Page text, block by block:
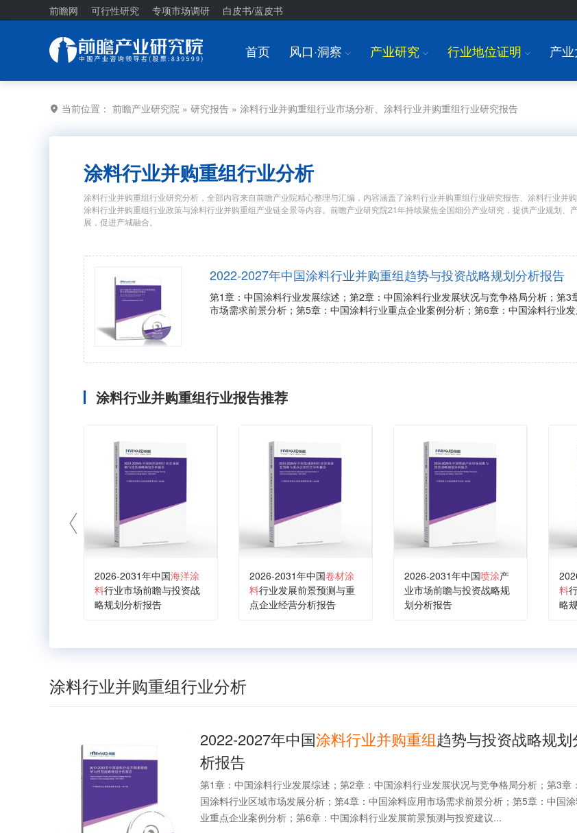
前瞻网 可行性研究 专项市场调研 白皮书/蓝皮书
首页 风口·洞察 I 产业研究 I 行业地位证明 I 产
当前位置： 前瞻产业研究院 » 研究报告 » 涂料行业并购重组行业市场分析、涂料行业并购重组行业研究报告
涂料行业并购重组行业分析
涂料行业并购重组行业研究分析，全部内容来自前瞻产业院精心整理与汇编，内容涵盖了涂料行业并购重组行业研究报告、涂料行业并
涂料行业并购重组行业政策与涂料行业并购重组产业链全景等内容。前瞻产业研究院21年持续聚焦全国细分产业研究，提供产业规划
展，促进产城融合。
2022-2027年中国涂料行业并购重组趋势与投资战略规划分析报告
第1章：中国涂料行业发展综述；第2章：中国涂料行业发展状况与竞争格局分析；第
市场需求前景分析；第5章：中国涂料行业重点企业案例分析；第6章：中国涂料行业
涂料行业并购重组行业报告推荐
2026-2031年中国海洋涂
料行业市场前瞻与投资战
略规划分析报告
2026-2031年中国卷材涂
料行业发展前景预测与重
点企业经营分析报告
2026-2031年中国喷涂产
业市场前瞻与投资战略规
划分析报告
料
略
涂料行业并购重组行业分析
2022-2027年中国涂料行业并购重组趋势与投资战略规划
析报告
第1章：中国涂料行业发展综述；第2章：中国涂料行业发展状况与竞争格局分析；第3章
国涂料行业区域市场发展分析；第4章：中国涂料应用市场需求前景分析；第5章：中国
业重点企业案例分析；第6章：中国涂料行业发展前景预测与投资建议...